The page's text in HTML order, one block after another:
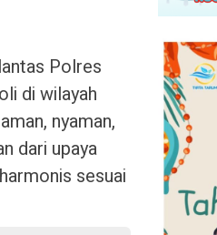
Polres
di wilayah
nyaman,
dari upaya
sesuai